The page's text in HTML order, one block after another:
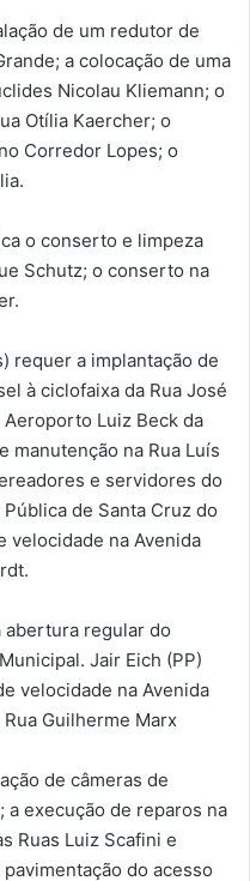
de um redutor de
a colocação de uma
Nicolau Kliemann; o
Otília Kaercher; o
Corredor Lopes; o
o conserto e limpeza
Schutz; o conserto na
requer a implantação de
à ciclofaixa da Rua José
Aeroporto Luiz Beck da
manutenção na Rua Luís
e servidores do
de Santa Cruz do
velocidade na Avenida
abertura regular do
Jair Eich (PP)
velocidade na Avenida
Guilherme Marx
de câmeras de
a execução de reparos na
Ruas Luiz Scafini e
do acesso